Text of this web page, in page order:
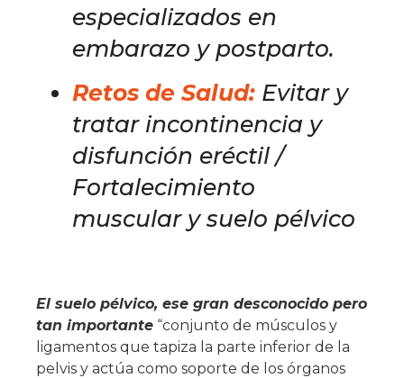
especializados en
embarazo y postparto.
Retos de Salud: Evitar y
tratar incontinencia y
disfunción eréctil /
Fortalecimiento
muscular y suelo pélvico
El suelo pélvico, ese gran desconocido pero
tan importante “conjunto de músculos y
ligamentos que tapiza la parte inferior de la
pelvis y actúa como soporte de los órganos